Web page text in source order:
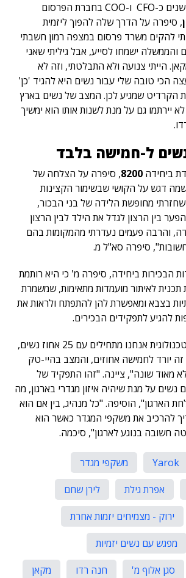
רדו שכיהנה במשך שנים כ-CFO ו-COO בחברת הפרסום
, סיפרה על הדרך שלה להפוך ליזמית
להקים משרד פרסום במצפה רמון חשבתי
ישמחו לסייע, אבל גיליתי שאני
הייתי צנועה ולא התבלטתי, וזה לא
הכי טובה שלי עבור נשים היא להגיד 'כן'
הקרדיט שמגיע לכן. המצב של נשים בארץ
יירתמו גם על מנת לשנות אותו הוא ימשיך
ביחידה
, סיפרה על הצלחה של
דגש על הקושי שבשימור הקצינות
מחופשת הלידה של בני הבכור,
בין הרצון לגדל את הילד לבין הרצון
והרבה פעמים נעדרתי מהמקומות בהם
סיפרה סא"ל מ.
הבכירות ביחידה, סיפרה מ' כי היא רותמת
תכנית לאיתור מועמדות מתאימות, שמשמרת
בצבא ומאפשרת להן להתפתח ולראות את
להגיע לתפקידים הבכירים.
"בכניסה ליחידה הטכנולוגית אנחנו מתחילים עם 25 אחוז נשים,
יורד לחמישה אחוזים, והמצב בהיי-טק
מאוד שונה", ציינה. "זהו התפקיד של
נשים על מנת שיהיה איזון מגדרי בארגון, מה
הארגון", הוסיפה. "כל מנהיג, בין אם הוא
להרכיב את משקפי המגדר כאשר הוא
חשובה בנוגע לארגון", סיכמה.
Yarok
משקפי מגדר
אפרת גילת
לירן שחם
ירוק - מצמיחים יזמות אחרת
מפגש עם נשים יזמיות
סגן אלוף מ' חנה רדו
מקאן